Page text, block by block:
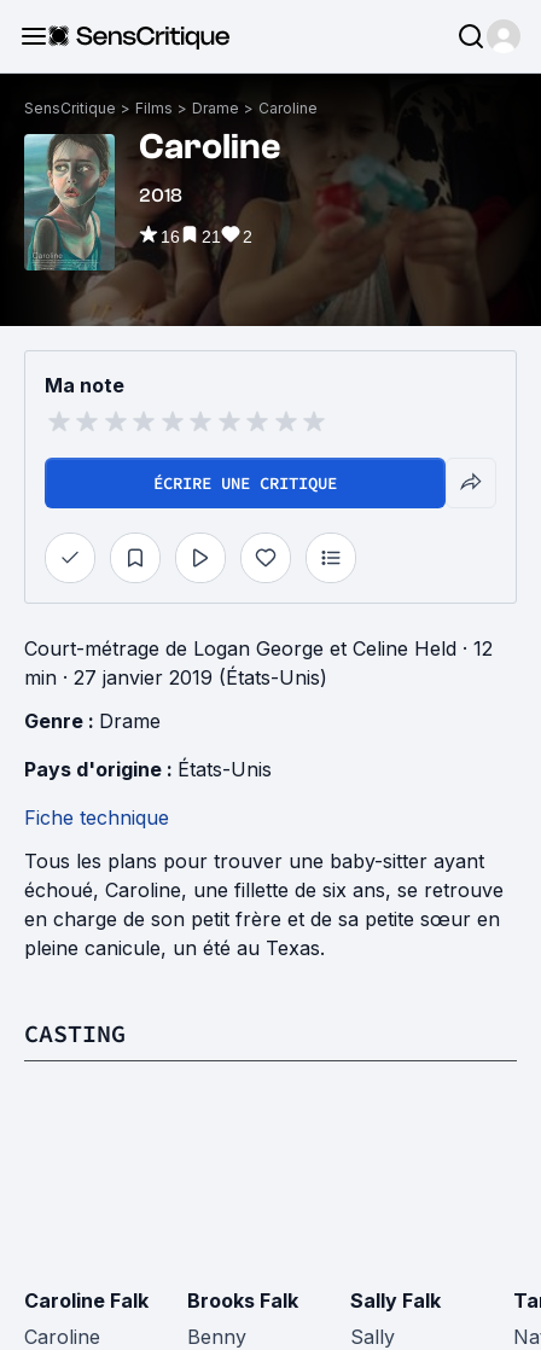
SensCritique > Films > Drame > Caroline
Caroline
2018
16 21 2
Ma note
ÉCRIRE UNE CRITIQUE
Court-métrage de Logan George et Celine Held · 12
min · 27 janvier 2019 (États-Unis)
Genre : Drame
Pays d'origine : États-Unis
Fiche technique
Tous les plans pour trouver une baby-sitter ayant
échoué, Caroline, une fillette de six ans, se retrouve
en charge de son petit frère et de sa petite sœur en
pleine canicule, un été au Texas.
CASTING
Caroline Falk
Caroline
Brooks Falk
Benny
Sally Falk
Sally